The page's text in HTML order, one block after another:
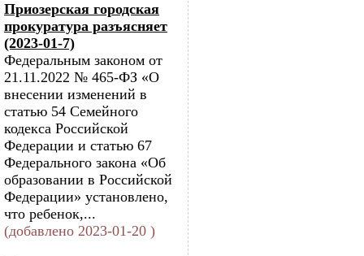
Приозерская городская
прокуратура разъясняет
(2023-01-7)
Федеральным законом от
21.11.2022 № 465-ФЗ «О
внесении изменений в
статью 54 Семейного
кодекса Российской
Федерации и статью 67
Федерального закона «Об
образовании в Российской
Федерации» установлено,
что ребенок,...
(добавлено 2023-01-20 )